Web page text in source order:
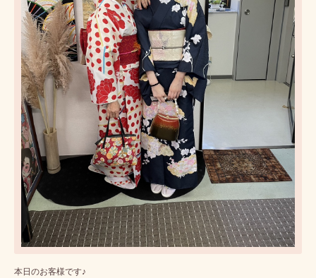
本日のお客様です♪